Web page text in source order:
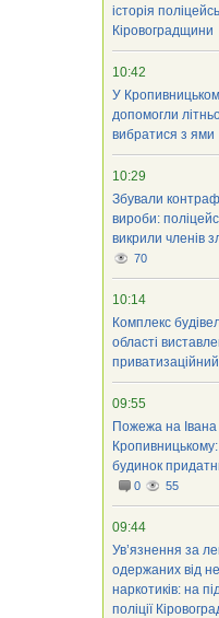
історія
Кіровоградщини
10:42
У
допомогли
вибратися з ями
10:29
Збували
вироби:
викрили членів
70
10:14
Комплекс
області
приватизаційний
09:55
Пожежа на
будинок
0 55
09:44
Ув’язнення за
одержаних від
наркотиків: на
поліції